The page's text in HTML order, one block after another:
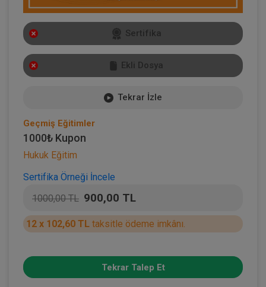
Sertifika
Ekli Dosya
Tekrar İzle
Geçmiş Eğitimler
1000₺ Kupon
Hukuk Eğitim
Sertifika Örneği İncele
1000,00 TL 900,00 TL
12 x 102,60 TL taksitle ödeme imkânı.
Tekrar Talep Et